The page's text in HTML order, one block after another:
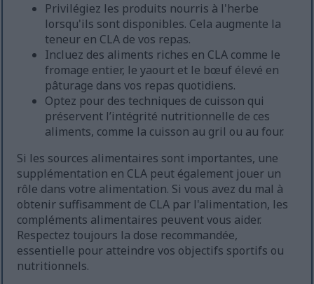
Privilégiez les produits nourris à l'herbe
lorsqu'ils sont disponibles. Cela augmente la
teneur en CLA de vos repas.
Incluez des aliments riches en CLA comme le
fromage entier, le yaourt et le bœuf élevé en
pâturage dans vos repas quotidiens.
Optez pour des techniques de cuisson qui
préservent l’intégrité nutritionnelle de ces
aliments, comme la cuisson au gril ou au four.
Si les sources alimentaires sont importantes, une
supplémentation en CLA peut également jouer un
rôle dans votre alimentation. Si vous avez du mal à
obtenir suffisamment de CLA par l'alimentation, les
compléments alimentaires peuvent vous aider.
Respectez toujours la dose recommandée,
essentielle pour atteindre vos objectifs sportifs ou
nutritionnels.